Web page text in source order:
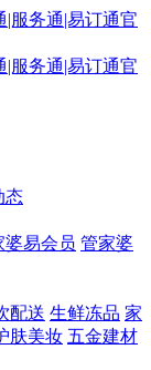
态
婆易会员 管家婆
配送 生鲜冻品 家
肤美妆 五金建材